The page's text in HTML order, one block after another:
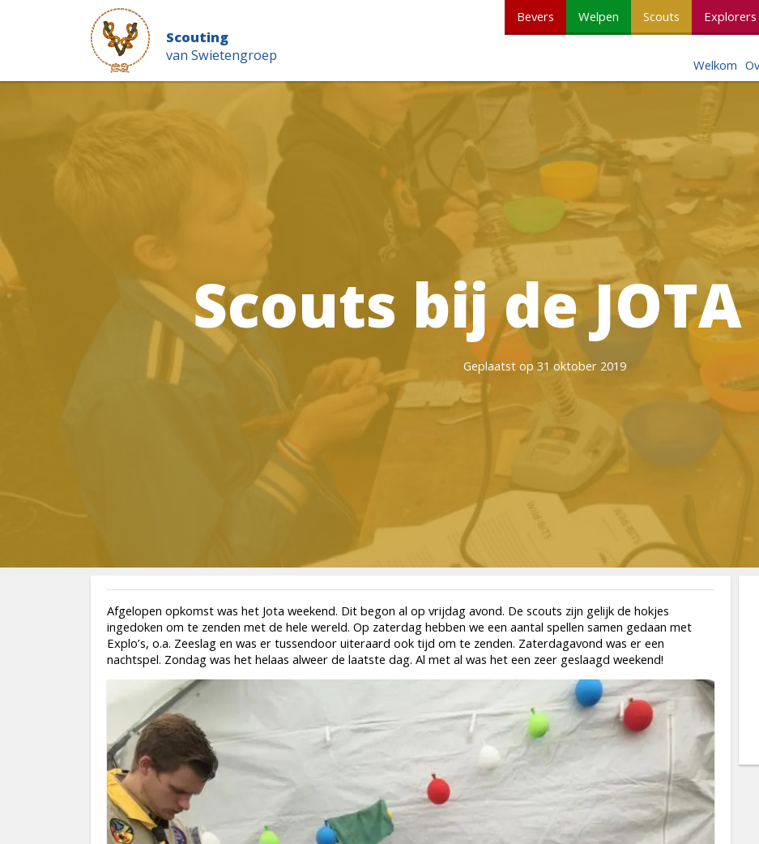
Scouting
van Swietengroep
Bevers Welpen Scouts Explorers
Welkom
Scouts bij de JOTA
Geplaatst op 31 oktober 2019
Afgelopen opkomst was het Jota weekend. Dit begon al op vrijdag avond. De scouts zijn gelijk de hokjes
ingedoken om te zenden met de hele wereld. Op zaterdag hebben we een aantal spellen samen gedaan met
Explo’s, o.a. Zeeslag en was er tussendoor uiteraard ook tijd om te zenden. Zaterdagavond was er een
nachtspel. Zondag was het helaas alweer de laatste dag. Al met al was het een zeer geslaagd weekend!